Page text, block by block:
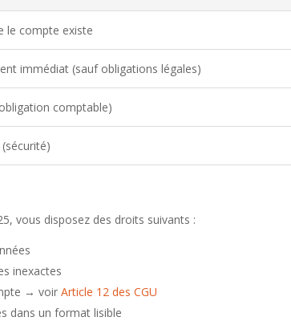
le compte existe
immédiat (sauf obligations légales)
comptable)
vous disposez des droits suivants :
inexactes
→ voirArticle 12 des CGU
dans un format lisible